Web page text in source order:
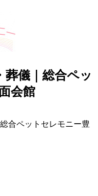
合ペットセレモニー豊